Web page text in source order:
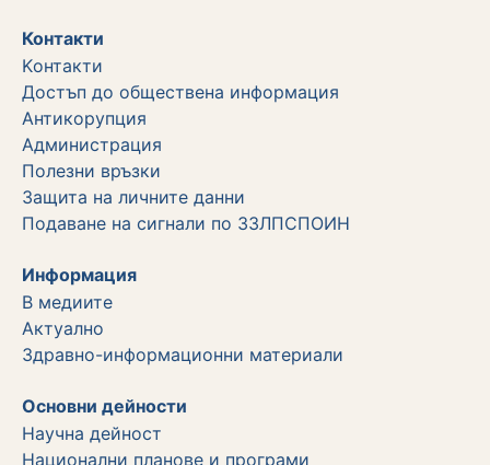
Контакти
Kонтакти
Достъп до обществена информация
Aнтикорупция
Администрация
Полезни връзки
Защита на личните данни
Подаване на сигнали по ЗЗЛПСПОИН
Информация
В медиите
Актуално
Здравно-информационни материали
Основни дейности
Научна дейност
Национални планове и програми